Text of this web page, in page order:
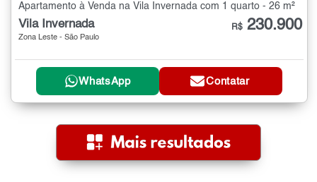
Apartamento à Venda na Vila Invernada com 1 quarto - 26 m²
Vila Invernada
Zona Leste - São Paulo
R$ 230.900
WhatsApp Contatar